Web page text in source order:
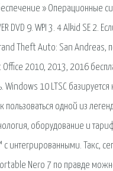
» Операционные
DVD 9. WPI 3. 4 Alkid SE 2.
Theft Auto: San Andreas,
2010, 2013, 2016
10 LTSC базируется
пользоваться одной из
оборудование и
Такс,
Nero 7 по правде